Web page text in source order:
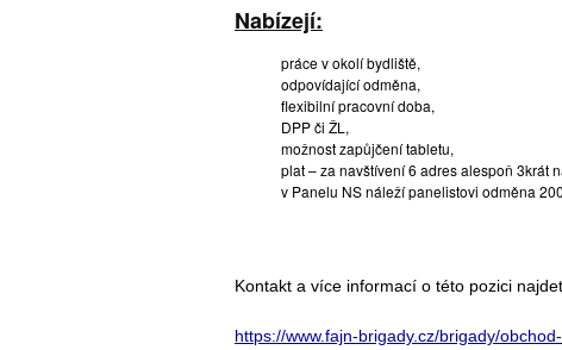
Nabízejí:
práce v okolí bydliště,
odpovídající odměna,
flexibilní pracovní doba,
DPP či ŽL,
možnost zapůjčení tabletu,
plat – za navštívení 6 adres alespoň 3krát
v Panelu NS náleží panelistovi odměna
Kontakt a více informací o této pozici
https://www.fajn-brigady.cz/brigady/